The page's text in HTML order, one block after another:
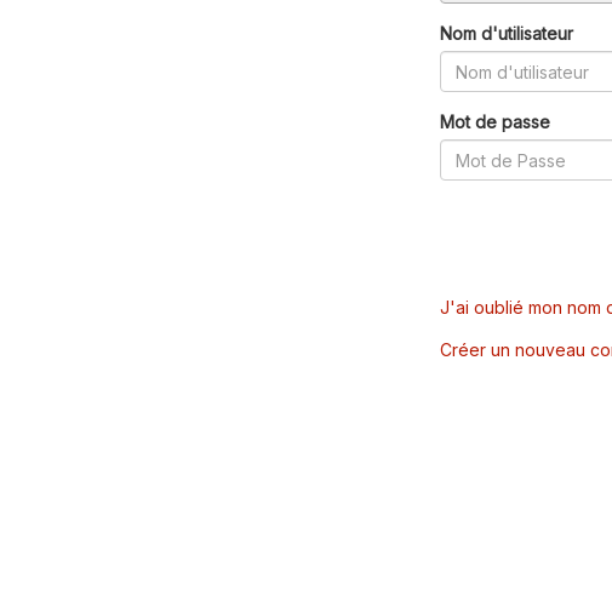
Nom d'utilisateur
Mot de passe
J'ai oublié mon nom
Créer un nouveau